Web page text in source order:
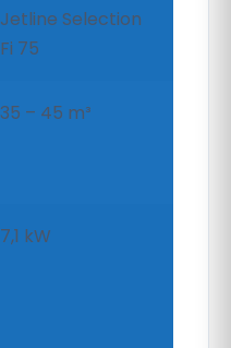
Jetline Selection
Fi 75
35 – 45 m³
7,1 kW